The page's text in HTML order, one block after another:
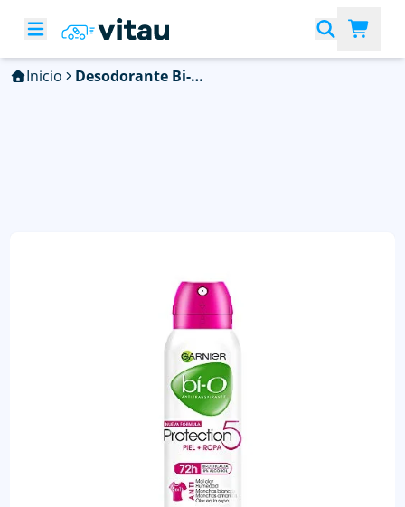
Inicio Desodorante Bi-Owom Protec 5N1 Sp 150Ml